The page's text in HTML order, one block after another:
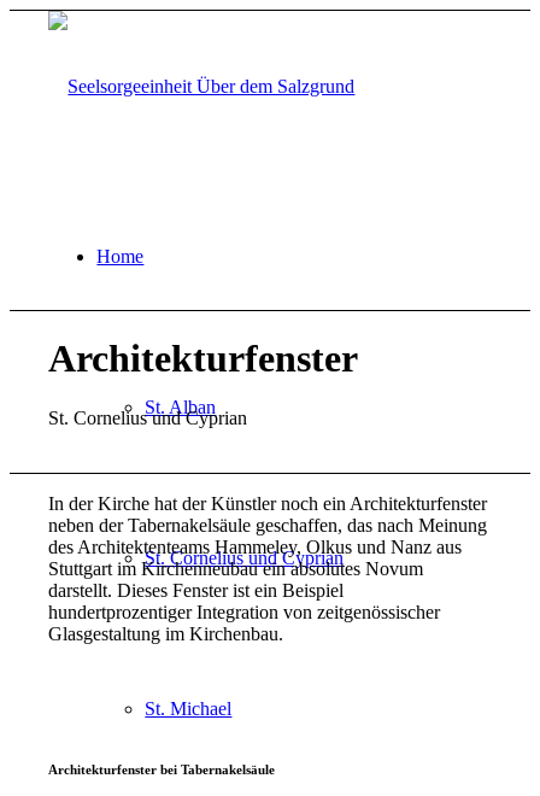
Home
St. Alban
St. Cornelius und Cyprian
St. Michael
Architekturfenster
St. Cornelius und Cyprian
In der Kirche hat der Künstler noch ein Architekturfenster
neben der Tabernakelsäule geschaffen, das nach Meinung
des Architektenteams Hammeley, Olkus und Nanz aus
Stuttgart im Kirchenneubau ein absolutes Novum
darstellt. Dieses Fenster ist ein Beispiel
hundertprozentiger Integration von zeitgenössischer
Glasgestaltung im Kirchenbau.
Architekturfenster bei Tabernakelsäule